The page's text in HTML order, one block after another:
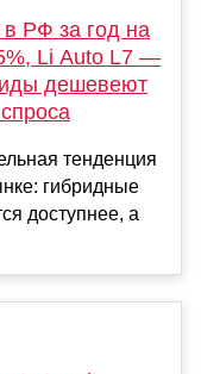
РФ за год на
Li Auto L7 —
дешевеют
тенденция
гибридные
доступнее, а